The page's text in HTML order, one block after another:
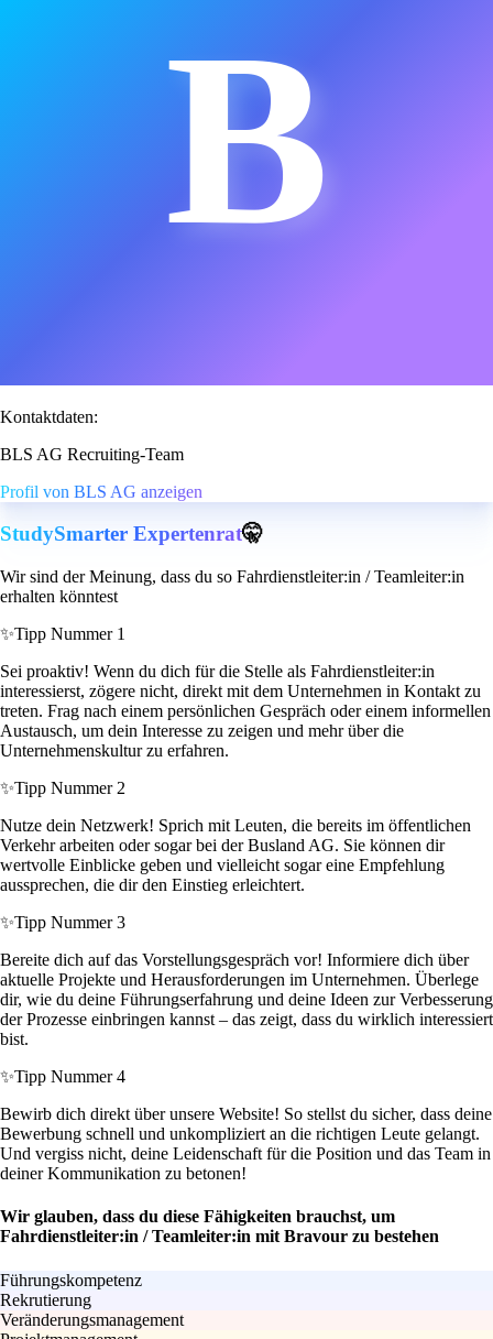
B
Kontaktdaten:
BLS AG Recruiting-Team
Profil von BLS AG anzeigen
StudySmarter Expertenrat🤫
Wir sind der Meinung, dass du so Fahrdienstleiter:in / Teamleiter:in
erhalten könntest
✨Tipp Nummer 1
Sei proaktiv! Wenn du dich für die Stelle als Fahrdienstleiter:in
interessierst, zögere nicht, direkt mit dem Unternehmen in Kontakt zu
treten. Frag nach einem persönlichen Gespräch oder einem informellen
Austausch, um dein Interesse zu zeigen und mehr über die
Unternehmenskultur zu erfahren.
✨Tipp Nummer 2
Nutze dein Netzwerk! Sprich mit Leuten, die bereits im öffentlichen
Verkehr arbeiten oder sogar bei der Busland AG. Sie können dir
wertvolle Einblicke geben und vielleicht sogar eine Empfehlung
aussprechen, die dir den Einstieg erleichtert.
✨Tipp Nummer 3
Bereite dich auf das Vorstellungsgespräch vor! Informiere dich über
aktuelle Projekte und Herausforderungen im Unternehmen. Überlege
dir, wie du deine Führungserfahrung und deine Ideen zur Verbesserung
der Prozesse einbringen kannst – das zeigt, dass du wirklich interessiert
bist.
✨Tipp Nummer 4
Bewirb dich direkt über unsere Website! So stellst du sicher, dass deine
Bewerbung schnell und unkompliziert an die richtigen Leute gelangt.
Und vergiss nicht, deine Leidenschaft für die Position und das Team in
deiner Kommunikation zu betonen!
Wir glauben, dass du diese Fähigkeiten brauchst, um
Fahrdienstleiter:in / Teamleiter:in mit Bravour zu bestehen
Führungskompetenz
Rekrutierung
Veränderungsmanagement